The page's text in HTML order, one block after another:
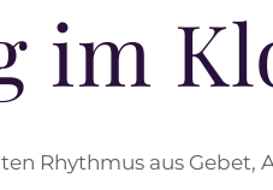
im
Rhythmus aus